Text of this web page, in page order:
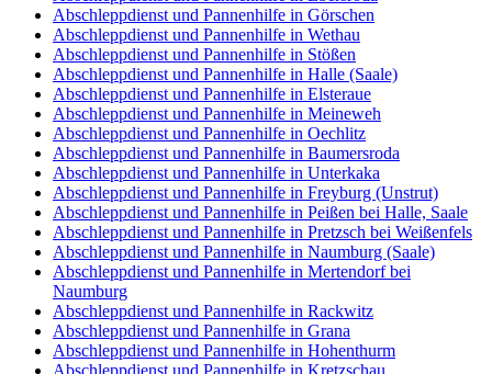
Abschleppdienst und Pannenhilfe in Görschen
Abschleppdienst und Pannenhilfe in Wethau
Abschleppdienst und Pannenhilfe in Stößen
Abschleppdienst und Pannenhilfe in Halle (Saale)
Abschleppdienst und Pannenhilfe in Elsteraue
Abschleppdienst und Pannenhilfe in Meineweh
Abschleppdienst und Pannenhilfe in Oechlitz
Abschleppdienst und Pannenhilfe in Baumersroda
Abschleppdienst und Pannenhilfe in Unterkaka
Abschleppdienst und Pannenhilfe in Freyburg (Unstrut)
Abschleppdienst und Pannenhilfe in Peißen bei Halle, Saale
Abschleppdienst und Pannenhilfe in Pretzsch bei Weißenfels
Abschleppdienst und Pannenhilfe in Naumburg (Saale)
Abschleppdienst und Pannenhilfe in Mertendorf bei
Naumburg
Abschleppdienst und Pannenhilfe in Rackwitz
Abschleppdienst und Pannenhilfe in Grana
Abschleppdienst und Pannenhilfe in Hohenthurm
Abschleppdienst und Pannenhilfe in Kretzschau